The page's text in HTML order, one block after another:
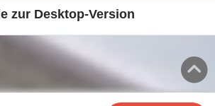
zur Desktop-Version